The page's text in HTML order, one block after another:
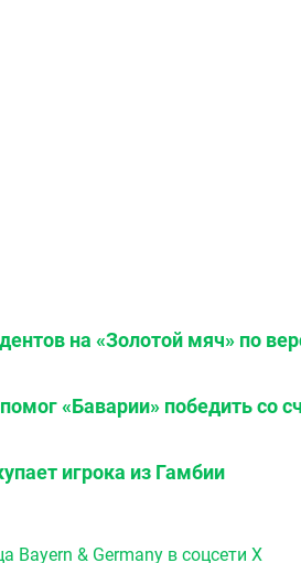
на «Золотой мяч» по
«Баварии» победить со
игрока из Гамбии
Bayern & Germany в соцсети X